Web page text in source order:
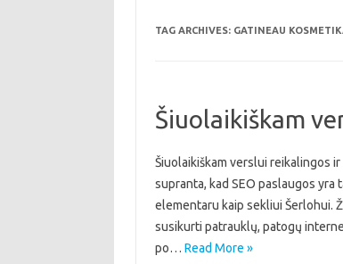
TAG ARCHIVES: GATINEAU
Šiuolaikiškam
Šiuolaikiškam verslui reikalingos
supranta, kad SEO paslaugos yra
elementaru kaip sekliui Šerlohui.
susikurti patrauklų, patogų
po… Read More »